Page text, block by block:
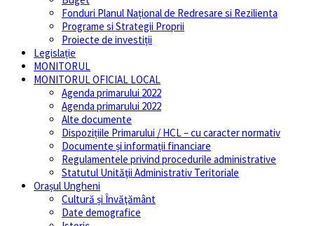
Fonduri Planul Național de Redresare si Rezilienta
Programe si Strategii Proprii
Proiecte de investiții
Legislație
MONITORUL
MONITORUL OFICIAL LOCAL
Agenda primarului 2022
Agenda primarului 2022
Alte documente
Dispozițiile Primarului / HCL – cu caracter normativ
Documente și informații financiare
Regulamentele privind procedurile administrative
Statutul Unităţii Administrativ Teritoriale
Orașul Ungheni
Cultură și Învăţământ
Date demografice